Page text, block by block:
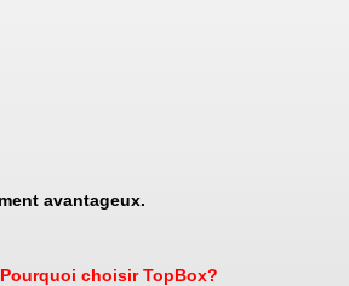
avantageux.
Pourquoi choisir TopBox?